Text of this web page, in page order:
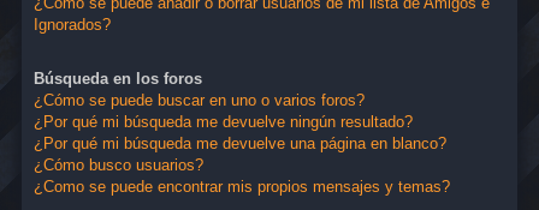
Ignorados?
Búsqueda en los foros
¿Cómo se puede buscar en uno o varios foros?
¿Por qué mi búsqueda me devuelve ningún resultado?
¿Por qué mi búsqueda me devuelve una página en blanco?
¿Cómo busco usuarios?
¿Como se puede encontrar mis propios mensajes y temas?